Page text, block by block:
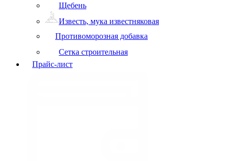
Щебень
Известь, мука известняковая
Противоморозная добавка
Сетка строительная
Прайс-лист